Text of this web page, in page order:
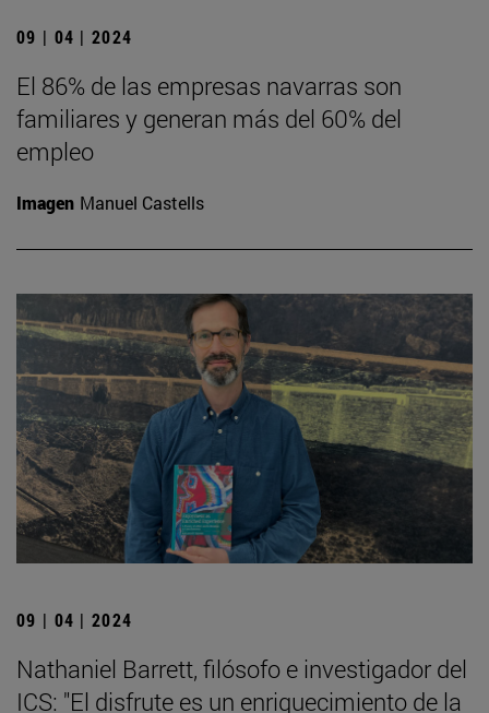
09 | 04 | 2024
El 86% de las empresas navarras son
familiares y generan más del 60% del
empleo
Imagen Manuel Castells
09 | 04 | 2024
Nathaniel Barrett, filósofo e investigador del
ICS: "El disfrute es un enriquecimiento de la